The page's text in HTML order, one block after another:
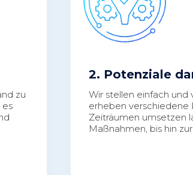
zu
es
2. Potenziale
Wir stellen einfach und
erheben verschiedene
Zeiträumen umsetzen
Maßnahmen, bis hin